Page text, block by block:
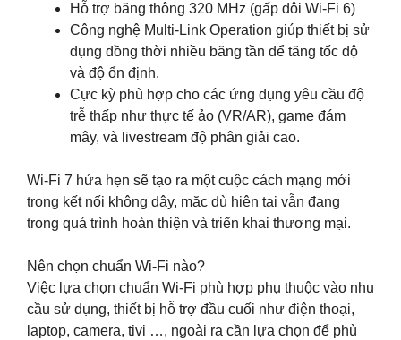
Hỗ trợ băng thông 320 MHz (gấp đôi Wi-Fi 6)
Công nghệ Multi-Link Operation giúp thiết bị sử
dụng đồng thời nhiều băng tần để tăng tốc độ
và độ ổn định.
Cực kỳ phù hợp cho các ứng dụng yêu cầu độ
trễ thấp như thực tế ảo (VR/AR), game đám
mây, và livestream độ phân giải cao.
Wi-Fi 7 hứa hẹn sẽ tạo ra một cuộc cách mạng mới
trong kết nối không dây, mặc dù hiện tại vẫn đang
trong quá trình hoàn thiện và triển khai thương mại.
Nên chọn chuẩn Wi-Fi nào?
Việc lựa chọn chuẩn Wi-Fi phù hợp phụ thuộc vào nhu
cầu sử dụng, thiết bị hỗ trợ đầu cuối như điện thoại,
laptop, camera, tivi …, ngoài ra cần lựa chọn để phù